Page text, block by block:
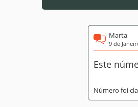
Marta
9 de
Este
Número foi